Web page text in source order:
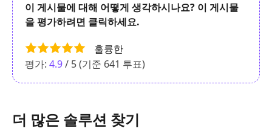
이 게시물에 대해 어떻게 생각하시나요? 이 게시물
을 평가하려면 클릭하세요.
훌륭한
평가: 4.9/ 5 (기준 641 투표)
더 많은 솔루션 찾기